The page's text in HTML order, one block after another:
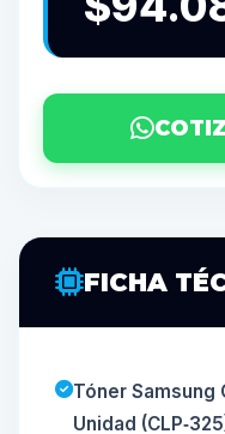
FICHA
Tóner Samsung
Unidad